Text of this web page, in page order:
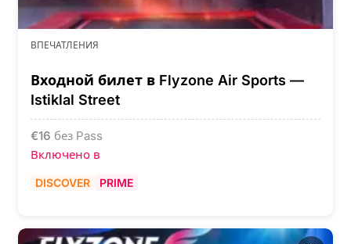
ВПЕЧАТЛЕНИЯ
Входной билет в Flyzone Air Sports —
Istiklal Street
€16 без Pass
Включено в
DISCOVER PRIME